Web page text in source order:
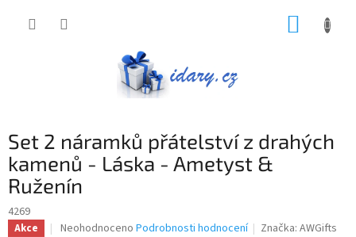
Set 2 náramků přátelství z drahých
kamenů - Láska - Ametyst &
Ruženín
4269
Akce
Průměrné
Neohodnoceno Podrobnosti hodnocení Značka:AWGifts